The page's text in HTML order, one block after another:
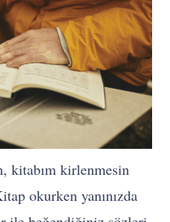
kitabım kirlenmesin
okurken yanınızda